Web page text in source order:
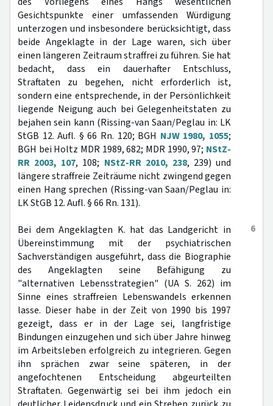
Gesichtspunkte einer umfassenden Würdigung
unterzogen und insbesondere berücksichtigt, dass
beide Angeklagte in der Lage waren, sich über
einen längeren Zeitraum straffrei zu führen. Sie hat
bedacht, dass ein dauerhafter Entschluss,
Straftaten zu begehen, nicht erforderlich ist,
sondern eine entsprechende, in der Persönlichkeit
liegende Neigung auch bei Gelegenheitstaten zu
bejahen sein kann (Rissing-van Saan/Peglau in: LK
StGB 12. Aufl. § 66 Rn. 120; BGH NJW 1980, 1055;
BGH bei Holtz MDR 1989, 682; MDR 1990, 97; NStZ-
RR 2003, 107, 108; NStZ-RR 2010, 238, 239) und
längere straffreie Zeiträume nicht zwingend gegen
einen Hang sprechen (Rissing-van Saan/Peglau in:
LK StGB 12. Aufl. § 66 Rn. 131).
6
Bei dem Angeklagten K. hat das Landgericht in
Übereinstimmung mit der psychiatrischen
Sachverständigen ausgeführt, dass die Biographie
des Angeklagten seine Befähigung zu
"alternativen Lebensstrategien" (UA S. 262) im
Sinne eines straffreien Lebenswandels erkennen
lasse. Dieser habe in der Zeit von 1990 bis 1997
gezeigt, dass er in der Lage sei, langfristige
Bindungen einzugehen und sich über Jahre hinweg
im Arbeitsleben erfolgreich zu integrieren. Gegen
ihn sprächen zwar seine späteren, in der
angefochtenen Entscheidung abgeurteilten
Straftaten. Gegenwärtig sei bei ihm jedoch ein